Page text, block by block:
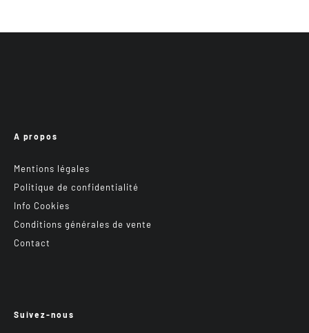
A propos
Mentions légales
Politique de confidentialité
Info Cookies
Conditions générales de vente
Contact
Suivez-nous